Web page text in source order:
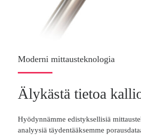
Moderni mittausteknologia
Älykästä tietoa
Hyödynnämme edistyksellisiä
analyysiä täydentääksemme